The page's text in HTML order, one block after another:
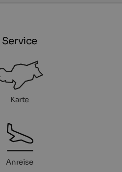
Service
Karte
Anreise